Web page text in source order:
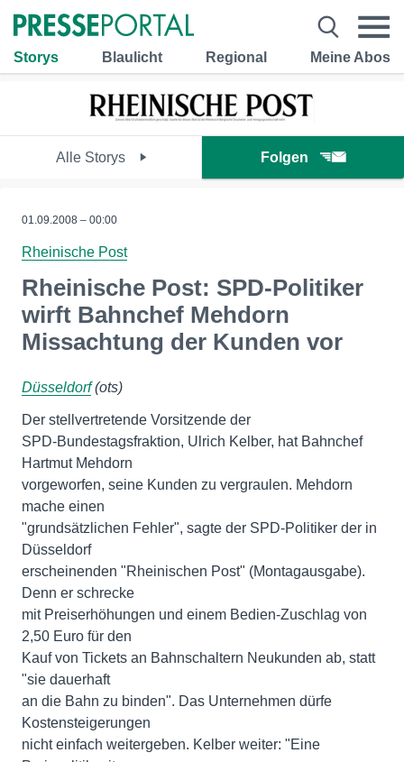
Storys Blaulicht Regional Meine Abos
Alle Storys Folgen
01.09.2008 – 00:00
Rheinische Post
Rheinische Post: SPD-Politiker
wirft Bahnchef Mehdorn
Missachtung der Kunden vor
Düsseldorf(ots)
Der stellvertretende Vorsitzende der
SPD-Bundestagsfraktion, Ulrich Kelber, hat Bahnchef
Hartmut Mehdorn
vorgeworfen, seine Kunden zu vergraulen. Mehdorn
mache einen
"grundsätzlichen Fehler", sagte der SPD-Politiker der in
Düsseldorf
erscheinenden "Rheinischen Post" (Montagausgabe).
Denn er schrecke
mit Preiserhöhungen und einem Bedien-Zuschlag von
2,50 Euro für den
Kauf von Tickets an Bahnschaltern Neukunden ab, statt
"sie dauerhaft
an die Bahn zu binden". Das Unternehmen dürfe
Kostensteigerungen
nicht einfach weitergeben. Kelber weiter: "Eine